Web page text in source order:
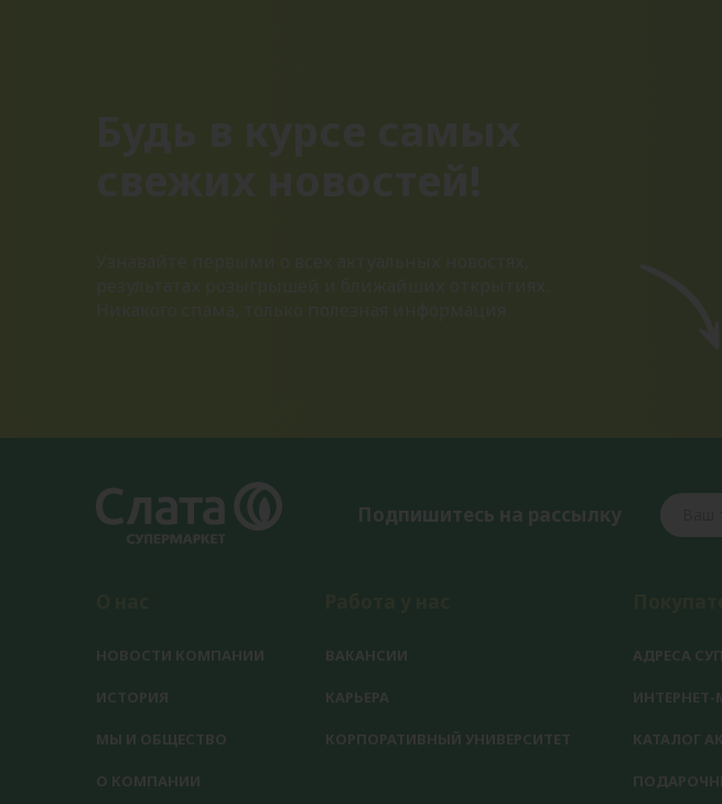
Подпишитесь на рассылку
НОВОСТИ КОМПАНИИ
ИСТОРИЯ
МЫ И ОБЩЕСТВО
О КОМПАНИИ
ВАКАНСИИ
КАРЬЕРА
КОРПОРАТИВНЫЙ УНИВЕРСИТЕТ
АДРЕСА
ИНТЕРНЕТ-
КАТАЛОГ